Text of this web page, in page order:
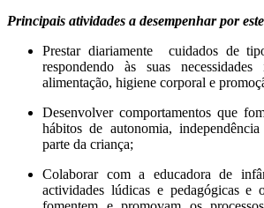
Principais atividades a desempenhar por
Prestar diariamente cuidados de
respondendo às suas
alimentação, higiene corporal e
Desenvolver comportamentos que
hábitos de autonomia,
parte da criança;
Colaborar com a educadora de
actividades lúdicas e pedagógicas e